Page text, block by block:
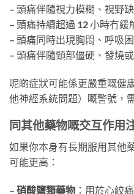
– 頭痛伴隨視力模糊、視野
– 頭痛持續超過 12 小時冇緩
– 頭痛同時出現胸悶、呼吸
– 頭痛伴隨頸部僵硬、發燒
呢啲症狀可能係更嚴重嘅健
他神經系統問題）嘅警號，
同其他藥物嘅交互作用
如果你本身有長期服用其他
可能更高：
– 硝酸鹽類藥物 ：用於心絞